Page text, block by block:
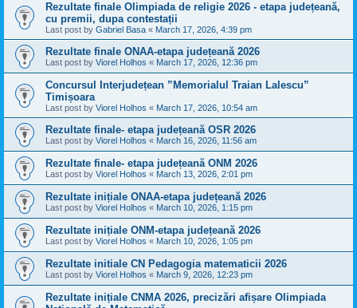
Rezultate finale Olimpiada de religie 2026 - etapa județeană,
cu premii, dupa contestații
Last post by Gabriel Basa « March 17, 2026, 4:39 pm
Rezultate finale ONAA-etapa județeană 2026
Last post by Viorel Holhos « March 17, 2026, 12:36 pm
Concursul Interjudețean ”Memorialul Traian Lalescu”
Timișoara
Last post by Viorel Holhos « March 17, 2026, 10:54 am
Rezultate finale- etapa județeană OSR 2026
Last post by Viorel Holhos « March 16, 2026, 11:56 am
Rezultate finale- etapa județeană ONM 2026
Last post by Viorel Holhos « March 13, 2026, 2:01 pm
Rezultate inițiale ONAA-etapa județeană 2026
Last post by Viorel Holhos « March 10, 2026, 1:15 pm
Rezultate inițiale ONM-etapa județeană 2026
Last post by Viorel Holhos « March 10, 2026, 1:05 pm
Rezultate initiale CN Pedagogia matematicii 2026
Last post by Viorel Holhos « March 9, 2026, 12:23 pm
Rezultate inițiale CNMA 2026, precizări afișare Olimpiada